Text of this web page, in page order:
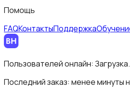
Помощь
FAQКонтактыПоддержка
Пользователей онлайн:
Последний заказ: менее минуты